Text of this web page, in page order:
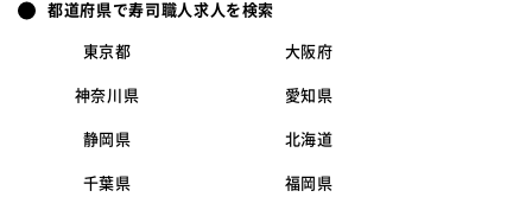
都道府県で寿司職人求人を検索
東京都 大阪府
神奈川県 愛知県
静岡県 北海道
千葉県 福岡県